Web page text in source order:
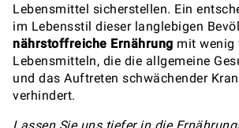
Lebensmittel sicherstellen. Ein
im Lebensstil dieser langlebigen
nährstoffreiche Ernährung mit wenig
Lebensmitteln, die die allgemeine
und das Auftreten schwächender
verhindert.